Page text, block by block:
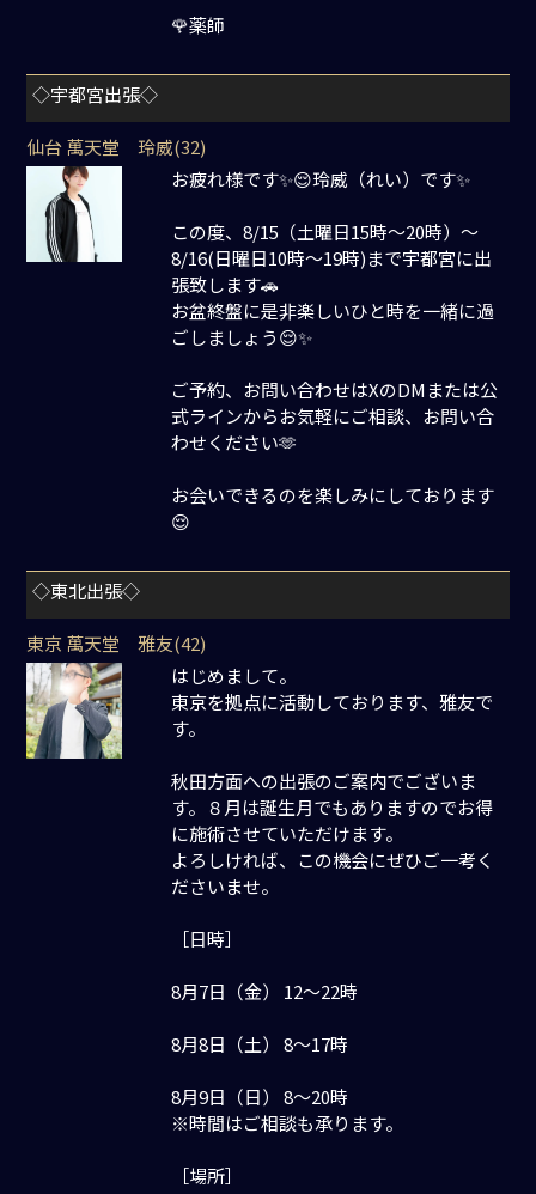
🌹薬師
◇宇都宮出張◇
仙台 萬天堂 玲威(32)
お疲れ様です✨😌玲威（れい）です✨
この度、8/15（土曜日15時〜20時）〜
8/16(日曜日10時〜19時)まで宇都宮に出
張致します🚗
お盆終盤に是非楽しいひと時を一緒に過
ごしましょう😌✨
ご予約、お問い合わせはXのDMまたは公
式ラインからお気軽にご相談、お問い合
わせください🫶
お会いできるのを楽しみにしております
😌
◇東北出張◇
東京 萬天堂 雅友(42)
はじめまして。
東京を拠点に活動しております、雅友で
す。
秋田方面への出張のご案内でございま
す。８月は誕生月でもありますのでお得
に施術させていただけます。
よろしければ、この機会にぜひご一考く
ださいませ。
［日時］
8月7日（金） 12〜22時
8月8日（土） 8〜17時
8月9日（日） 8〜20時
※時間はご相談も承ります。
［場所］